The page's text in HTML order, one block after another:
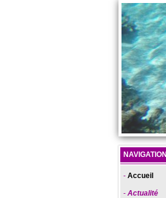
NAVIGATION
Accueil
Actualité